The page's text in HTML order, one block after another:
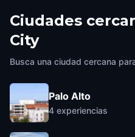
Ciudades
City
Busca una ciudad cercana
Palo Alto
4 experiencias